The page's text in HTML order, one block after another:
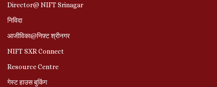
Director@ NIFT Srinagar
निविदा
आजीविका@निफ़्ट श्रीनगर
NIFT SXR Connect
Resource Centre
गेस्ट हाउस बुकिंग